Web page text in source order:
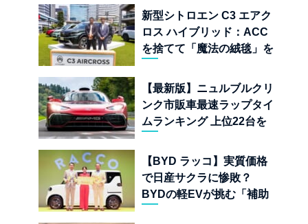
新型シトロエン C3 エアク
ロス ハイブリッド：ACC
を捨てて「魔法の絨毯」を
児
【最新版】ニュルブルクリ
ンク市販車最速ラップタイ
ムランキング 上位22台を
【BYD ラッコ】実質価格
で日産サクラに惨敗？
BYDの軽EVが挑む「補助